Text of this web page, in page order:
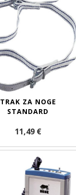
TRAK ZA NOGE
STANDARD
11,49 €